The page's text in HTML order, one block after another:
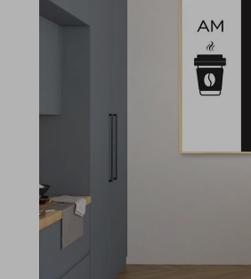
iphone